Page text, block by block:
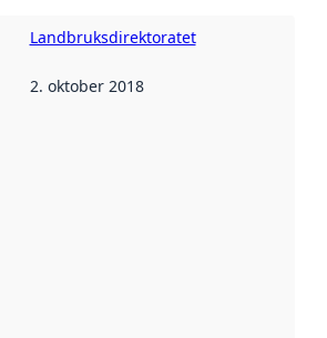
Landbruksdirektoratet
ble
2. oktober 2018